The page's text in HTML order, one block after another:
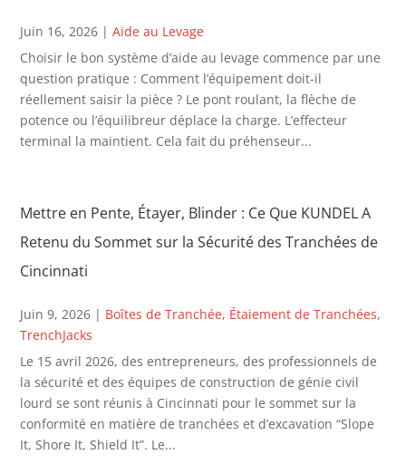
Juin 16, 2026 |Aide au Levage
Choisir le bon système d’aide au levage commence par une
question pratique : Comment l’équipement doit-il
réellement saisir la pièce ? Le pont roulant, la flèche de
potence ou l’équilibreur déplace la charge. L’effecteur
terminal la maintient. Cela fait du préhenseur...
Mettre en Pente, Étayer, Blinder : Ce Que KUNDEL A
Retenu du Sommet sur la Sécurité des Tranchées de
Cincinnati
Juin 9, 2026 | Boîtes de Tranchée, Étaiement de Tranchées,
TrenchJacks
Le 15 avril 2026, des entrepreneurs, des professionnels de
la sécurité et des équipes de construction de génie civil
lourd se sont réunis à Cincinnati pour le sommet sur la
conformité en matière de tranchées et d’excavation “Slope
It, Shore It, Shield It”. Le...